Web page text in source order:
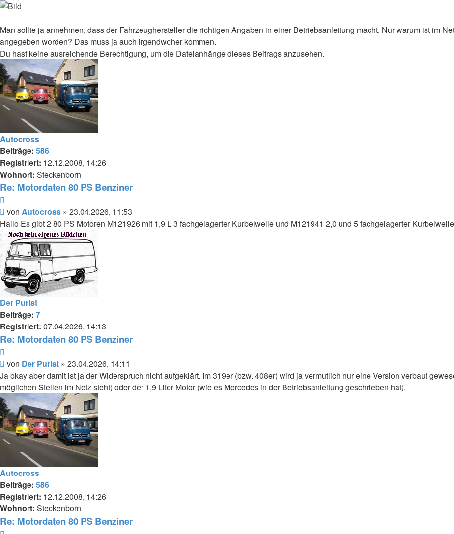
Man sollte ja annehmen, dass der Fahrzeughersteller die richtigen Angaben in einer Betriebsanleitung macht. Nur warum ist im
angegeben worden? Das muss ja auch irgendwoher kommen.
Du hast keine ausreichende Berechtigung, um die Dateianhänge dieses Beitrags anzusehen.
Autocross
Beiträge: 586
Registriert: 12.12.2008, 14:26
Wohnort: Steckenborn
Re: Motordaten 80 PS Benziner
Beitrag
von Autocross » 23.04.2026, 11:53
Hallo Es gibt 2 80 PS Motoren M121926 mit 1,9 L 3 fachgelagerter Kurbelwelle und M121941 2,0 und 5 fachgelagerter
Der Purist
Beiträge: 7
Registriert: 07.04.2026, 14:13
Re: Motordaten 80 PS Benziner
Beitrag
von Der Purist » 23.04.2026, 14:11
Ja okay aber damit ist ja der Widerspruch nicht aufgeklärt. Im 319er (bzw. 408er) wird ja vermutlich nur eine Version verbaut
möglichen Stellen im Netz steht) oder der 1,9 Liter Motor (wie es Mercedes in der Betriebsanleitung geschrieben hat).
Autocross
Beiträge: 586
Registriert: 12.12.2008, 14:26
Wohnort: Steckenborn
Re: Motordaten 80 PS Benziner